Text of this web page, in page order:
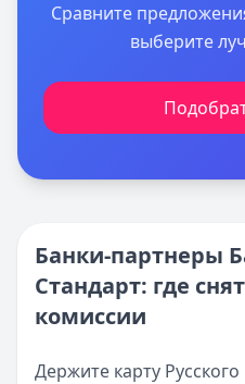
Сравните
выберите
Банки-партнеры
Стандарт: где
комиссии
Держите карту